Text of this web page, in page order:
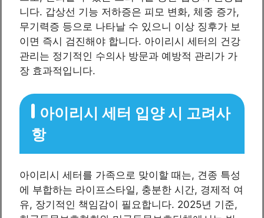
니다. 갑상선 기능 저하증은 피모 변화, 체중 증가,
무기력증 등으로 나타날 수 있으니 이상 징후가 보
이면 즉시 검진해야 합니다. 아이리시 세터의 건강
관리는 정기적인 수의사 방문과 예방적 관리가 가
장 효과적입니다.
아이리시 세터 입양 시 고려사
항
아이리시 세터를 가족으로 맞이할 때는, 견종 특성
에 부합하는 라이프스타일, 충분한 시간, 경제적 여
유, 장기적인 책임감이 필요합니다. 2025년 기준,